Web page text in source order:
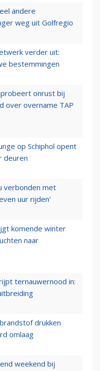
andere
weg uit Golfregio
verder uit:
bestemmingen
onrust bij
over overname TAP
op Schiphol opent
deuren
verbonden met
uur rijden'
komende winter
naar
ternauwernood in:
drukken
omlaag
weekend bij